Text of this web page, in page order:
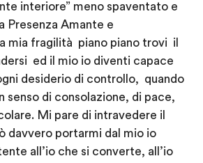
interiore” meno spaventato e
Presenza Amante e
mia fragilità piano piano trovi il
ed il mio io diventi capace
desiderio di controllo, quando
senso di consolazione, di pace,
Mi pare di intravedere il
davvero portarmi dal mio io
all’io che si converte, all’io